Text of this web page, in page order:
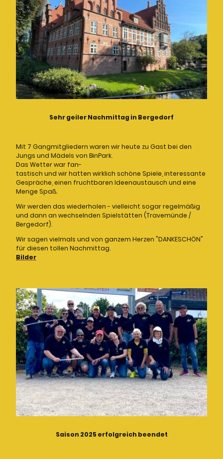
Sehr geiler Nachmittag in Bergedorf
Mit 7 Gangmitgliedern waren wir heute zu Gast bei den
Jungs und Mädels von BinPark.
Das Wetter war fan-
tastisch und wir hatten wirklich schöne Spiele, interessante
Gespräche, einen fruchtbaren Ideenaustausch und eine
Menge Spaß.
Wir werden das wiederholen - vielleicht sogar regelmäßig
und dann an wechselnden Spielstätten (Travemünde /
Bergedorf).
Wir sagen vielmals und von ganzem Herzen "DANKESCHÖN"
für diesen tollen Nachmittag.
Bilder
Saison 2025 erfolgreich beendet